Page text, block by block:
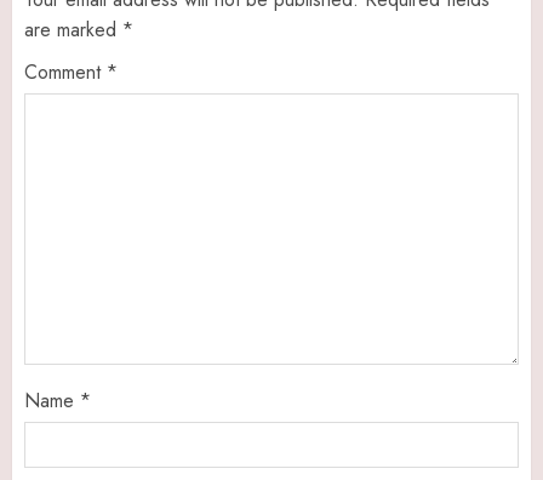
are marked *
Comment *
Name *